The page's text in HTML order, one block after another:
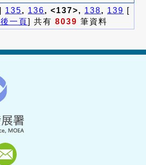
135, 136, <137>, 138, 139 [
一頁] 共有 8039 筆資料